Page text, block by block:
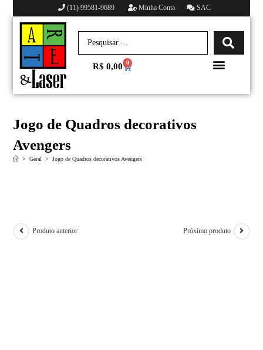
(11) 99581-9689 Minha Conta SAC
R$ 0,00 0
Jogo de Quadros decorativos
Avengers
> Geral > Jogo de Quadros decorativos Avengers
Produto anterior Próximo produto